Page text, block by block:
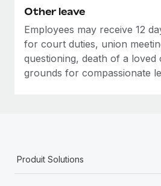
Other leave
Employees may receive 12
for court duties, union
questioning, death of a loved
grounds for compassionate
Produit Solutions